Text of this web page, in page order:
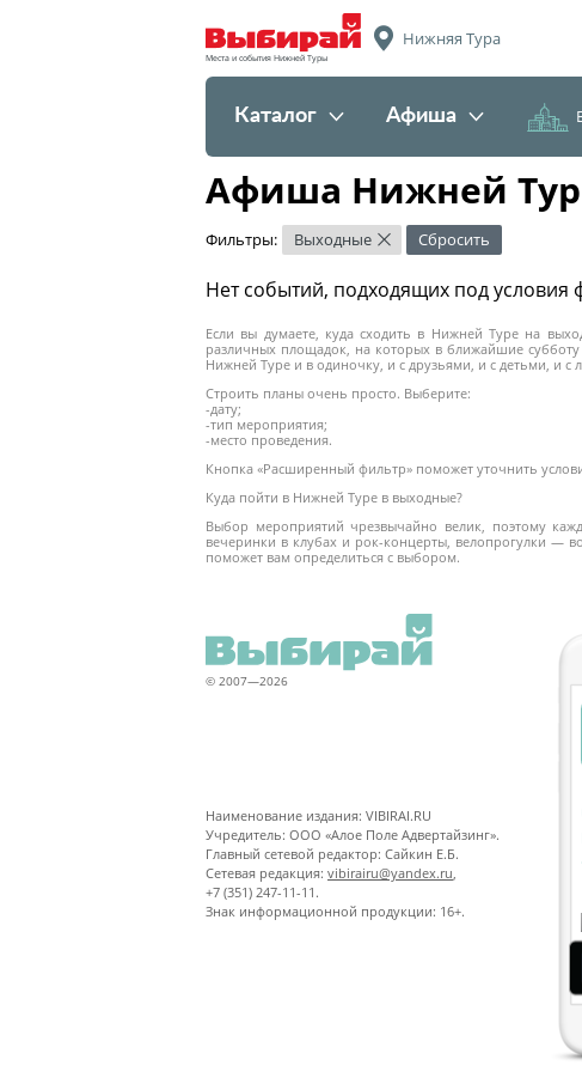
Места и события Нижней Туры
Нижняя Тура
Каталог Афиша
Афиша Нижней
Фильтры:
Выходные × Сбросить
Если вы думаете, куда сходить в Нижней Туре на
различных площадок, на которых в ближайшие
Нижней Туре и в одиночку, и с друзьями, и с детьми, и
Строить планы очень просто. Выберите:
-дату;
-тип мероприятия;
-место проведения.
Кнопка «Расширенный фильтр» поможет уточнить
Куда пойти в Нижней Туре в выходные?
Выбор мероприятий чрезвычайно велик, поэтому
вечеринки в клубах и рок-концерты, велопрогулки —
поможет вам определиться с выбором.
Нет событий, подходящих под условия
© 2007—2026
Наименование издания: VIBIRAI.RU
Учредитель: ООО «Алое Поле Адвертайзинг».
Главный сетевой редактор: Сайкин Е.Б.
Сетевая редакция: vibirairu@yandex.ru
+7 (351) 247-11-11.
Знак информационной продукции: 16+.